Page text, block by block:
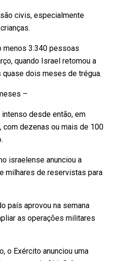
civis, especialmente
menos 3.340 pessoas
quando Israel retomou a
dois meses de trégua.
–
desde então, em
dezenas ou mais de 100
israelense anunciou a
milhares de reservistas para
país aprovou na semana
as operações militares
o Exército anunciou uma